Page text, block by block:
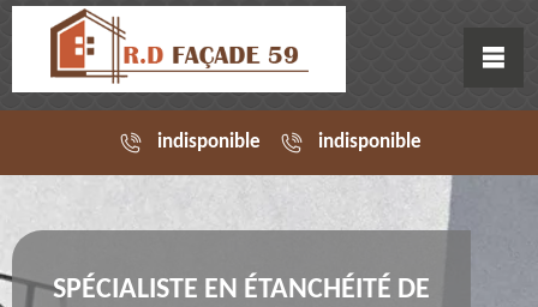
indisponible indisponible
SPÉCIALISTE EN ÉTANCHÉITÉ DE